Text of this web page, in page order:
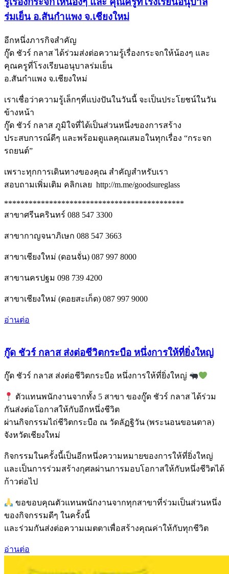
ร่มเย็น อ.สันกำแพง จ.เชียงใหม่
อีกหนึ่งภารกิจสำคัญ
กู๊ด ชัวร์ กลาส ได้ร่วมส่งต่อความรู้เรื่องกระจกให้น้องๆ และ
คุณครูที่โรงเรียนอนุบาลร่มเย็น
อ.สันกำแพง จ.เชียงใหม่
เราเชื่อว่าความรู้เล็กๆที่แบ่งปันในวันนี้ จะเป็นประโยชน์ในวัน
ข้างหน้า
กู๊ด ชัวร์ กลาส ภูมิใจที่ได้เป็นส่วนหนึ่งของการสร้าง
ประสบการณ์ดีๆ และพร้อมดูแลคุณเสมอในทุกเรื่อง “กระจก
รถยนต์”
เพราะทุกการเดินทางของคุณ สำคัญสำหรับเรา
สอบถามเพิ่มเติม คลิกเลย http://m.me/goodsureglass
********************************************
สาขาศรีนครินทร์ 088 547 3300
สาขากาญจนาภิเษก 088 547 3663
สาขาเชียงใหม่ (ดอนจั่น) 087 997 8000
สาขานครปฐม 098 739 4200
สาขาเชียงใหม่ (ดอยสะเก็ด) 087 997 9000
อ่านต่อ
กู๊ด ชัวร์ กลาส ส่งต่อชีวิตกระบือ หนึ่งการให้ที่ยิ่งใหญ่
กู๊ด ชัวร์ กลาส ส่งต่อชีวิตกระบือ หนึ่งการให้ที่ยิ่งใหญ่
ตัวแทนพนักงานจากทั้ง 5 สาขา ของกู๊ด ชัวร์ กลาส ได้ร่วม
กันส่งต่อโอกาสให้กับอีกหนึ่งชีวิต
ผ่านกิจกรรมไถ่ชีวิตกระบือ ณ วัดลัฏฐิวัน (พระนอนขอนตาล)
จังหวัดเชียงใหม่
กิจกรรมในครั้งนี้เป็นอีกหนึ่งความหมายของการให้ที่ยิ่งใหญ่
และเป็นการร่วมสร้างกุศลผ่านการมอบโอกาสให้กับหนึ่งชีวิตได้
ก้าวต่อไป
ขอขอบคุณตัวแทนพนักงานจากทุกสาขาที่ร่วมเป็นส่วนหนึ่ง
ของกิจกรรมดีๆ ในครั้งนี้
และร่วมกันส่งต่อความเมตตาเพื่อสร้างคุณค่าให้กับทุกชีวิต
อ่านต่อ